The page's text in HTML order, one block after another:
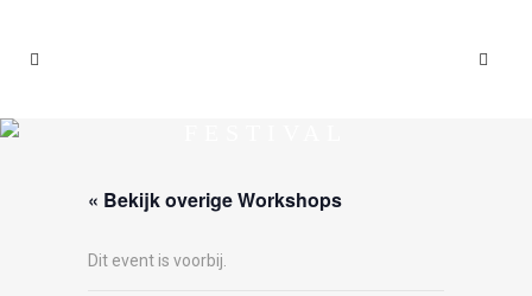
« Bekijk overige Workshops
Dit event is voorbij.